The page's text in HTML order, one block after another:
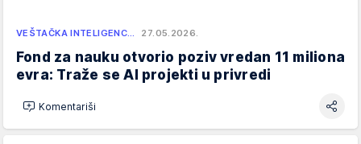
VEŠTAČKA INTELIGENC… 27.05.2026.
Fond za nauku otvorio poziv vredan 11 miliona
evra: Traže se AI projekti u privredi
Komentariši